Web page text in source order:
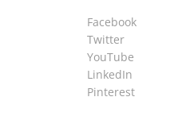
Facebook
Twitter
YouTube
LinkedIn
Pinterest